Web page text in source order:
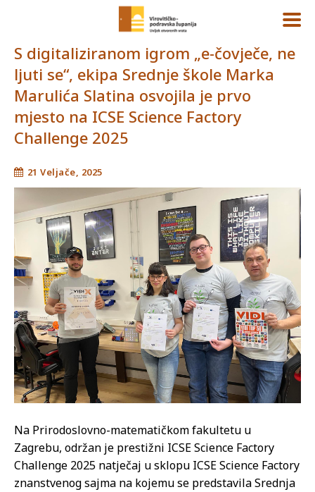
S digitaliziranom igrom „e-čovječe, ne
ljuti se“, ekipa Srednje škole Marka
Marulića Slatina osvojila je prvo
mjesto na ICSE Science Factory
Challenge 2025
21 Veljače, 2025
Na Prirodoslovno-matematičkom fakultetu u
Zagrebu, održan je prestižni ICSE Science Factory
Challenge 2025 natječaj u sklopu ICSE Science Factory
znanstvenog sajma na kojemu se predstavila Srednja